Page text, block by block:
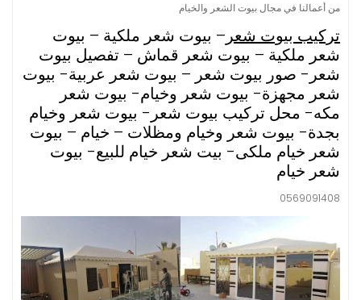
من أعمالنا في مجال بيوت الشعر والخيام
تركيب بيوت شعر – بيوت شعر ملكية – بيوت
شعر ملكية – بيوت شعر قماش – تفصيل بيوت
شعر- صور بيوت شعر – بيوت شعر عربية- بيوت
شعر مجهزة- بيوت شعر وخيام- بيوت شعر
مكه- محل تركيب بيوت شعر- بيوت شعر وخيام
بجدة- بيوت شعر وخيام ومظلات – خيام – بيوت
شعر خيام ملكى- بيت شعر خيام للبيع- بيوت
شعر خيام
0569091408